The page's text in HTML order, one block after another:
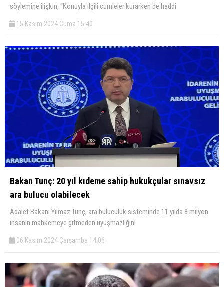
söylemine ilişkin, “Konuyla ilgili cümleler kurarken de haddi
15 Kasım 2024 Cuma 15:40
Bakan Tunç: 20 yıl kıdeme sahip hukukçular sınavsız
ara bulucu olabilecek
Adalet Bakanı Yılmaz Tunç, ara buluculuk sisteminde 11 yılda 8 milyon
insanın mahkemeye gitmeden uyuşmazlığını
06 Kasım 2024 Çarşamba 14:06